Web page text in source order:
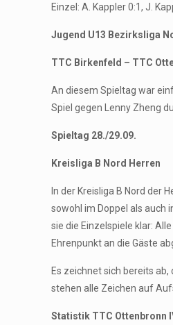
Einzel: A. Kappler 0:1, J.
Jugend U13 Bezirksliga
TTC Birkenfeld – TTC
An diesem Spieltag war
Spiel gegen Lenny Zheng
Spieltag 28./29.09.
Kreisliga B Nord Herren
In der Kreisliga B Nord der
sowohl im Doppel als auch
sie die Einzelspiele klar:
Ehrenpunkt an die Gäste
Es zeichnet sich bereits
stehen alle Zeichen auf
Statistik TTC Ottenbronn